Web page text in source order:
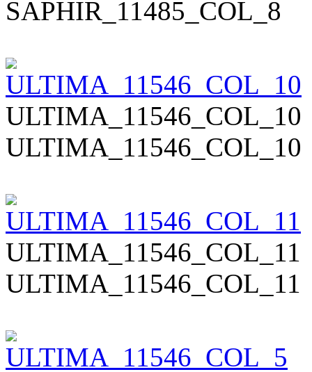
SAPHIR_11485_COL_8
ULTIMA_11546_COL_10
ULTIMA_11546_COL_10
ULTIMA_11546_COL_11
ULTIMA_11546_COL_11